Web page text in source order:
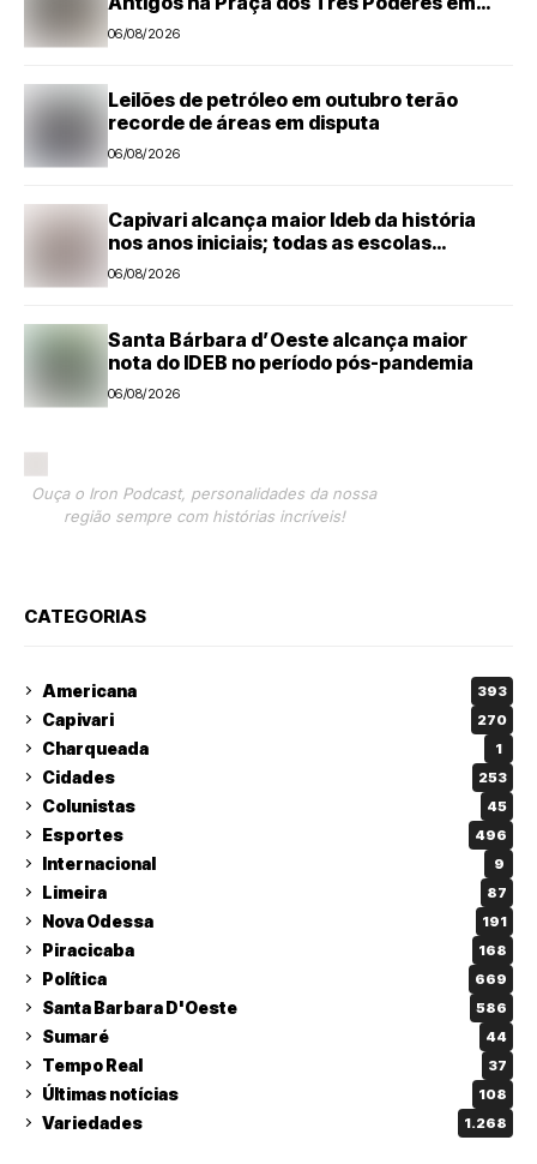
Nova Odessa
06/08/2026
Leilões de petróleo em outubro terão
recorde de áreas em disputa
06/08/2026
Capivari alcança maior Ideb da história
nos anos iniciais; todas as escolas
avançam
06/08/2026
Santa Bárbara d’Oeste alcança maior
nota do IDEB no período pós-pandemia
06/08/2026
Ouça o Iron Podcast, personalidades da nossa
região sempre com histórias incríveis!
CATEGORIAS
Americana 393
Capivari 270
Charqueada 1
Cidades 253
Colunistas 45
Esportes 496
Internacional 9
Limeira 87
Nova Odessa 191
Piracicaba 168
Política 669
Santa Barbara D'Oeste 586
Sumaré 44
Tempo Real 37
Últimas notícias 108
Variedades 1.268